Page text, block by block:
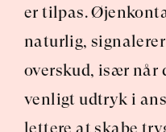
er tilpas.
naturlig,
overskud, især når
venligt udtryk i